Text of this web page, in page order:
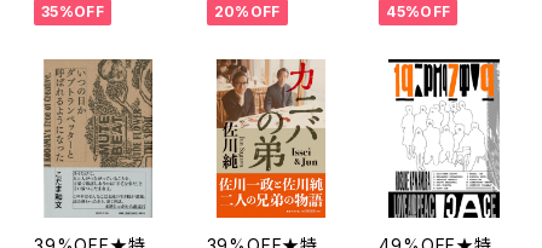
35%OFF
録 大久保喜市
20%OFF 45%OFF